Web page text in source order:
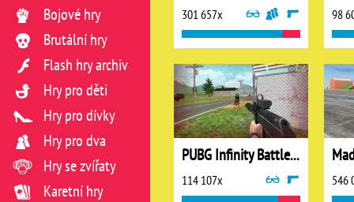
301 657x 98
PUBG Infinity Battlefield Ops
114 107x 546
Bojové hry
Brutální hry
Flash hry archiv
Hry pro děti
Hry pro dívky
Hry pro dva
Hry se zvířaty
Karetní hry